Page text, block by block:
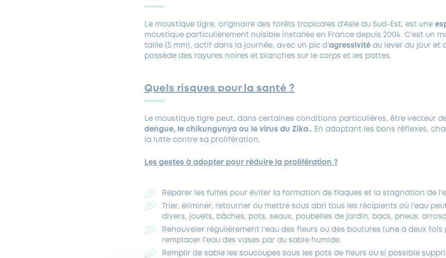
Le moustique tigre, originaire des forêts tropicales d’Asie du Sud-Est, est une
moustique particulièrement nuisible installée en France depuis 2004. C’est un
taille (5 mm), actif dans la journée, avec un pic d’agressivitéau lever du jour et
possède des rayures noires et blanches sur le corps et les pattes.
Quels risques pour la santé ?
Le moustique tigre peut, dans certaines conditions particulières, être vecteur
dengue, le chikungunya ou le virus du Zika … En adoptant les bons réflexes,
la lutte contre sa prolifération.
Les gestes à adopter pour réduire la prolifération ?
Réparer les fuites pour éviter la formation de flaques et la stagnation de
Trier, éliminer, retourner ou mettre sous abri tous les récipients où l’eau
divers, jouets, bâches, pots, seaux, poubelles de jardin, bacs, pneus,
Renouveler régulièrement l’eau des fleurs ou des boutures (une à deux fois
remplacer l’eau des vases par du sable humide.
Remplir de sable les soucoupes sous les pots de fleurs ou si possible